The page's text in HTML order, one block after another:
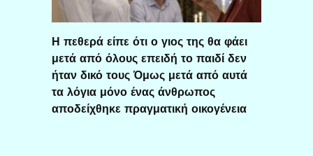
Η πεθερά είπε ότι ο γιος της θα φάει
μετά από όλους επειδή το παιδί δεν
ήταν δικό τους Όμως μετά από αυτά
τα λόγια μόνο ένας άνθρωπος
αποδείχθηκε πραγματική οικογένεια